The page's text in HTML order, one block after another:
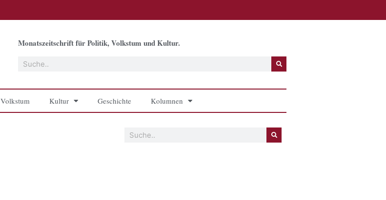
Monatszeitschrift für Politik, Volkstum und Kultur.
Suche
Volkstum Kultur Geschichte Kolumnen